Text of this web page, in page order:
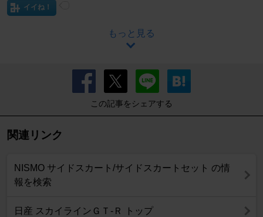
イイね！
もっと見る
この記事をシェアする
関連リンク
NISMO サイドスカート/サイドスカートセット の情
報を検索
日産 スカイラインＧＴ‐Ｒ トップ